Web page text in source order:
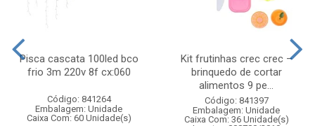
Pisca cascata 100led bco
frio 3m 220v 8f cx:060
Código: 841264
Embalagem: Unidade
Caixa Com: 60 Unidade(s)
Kit frutinhas crec crec –
brinquedo de cortar
alimentos 9 pe...
Código: 841397
Embalagem: Unidade
Caixa Com: 36 Unidade(s)